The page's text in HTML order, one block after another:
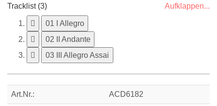
Tracklist (3) Aufklappen...
01 I Allegro
02 II Andante
03 III Allegro Assai
Art.Nr.: ACD6182